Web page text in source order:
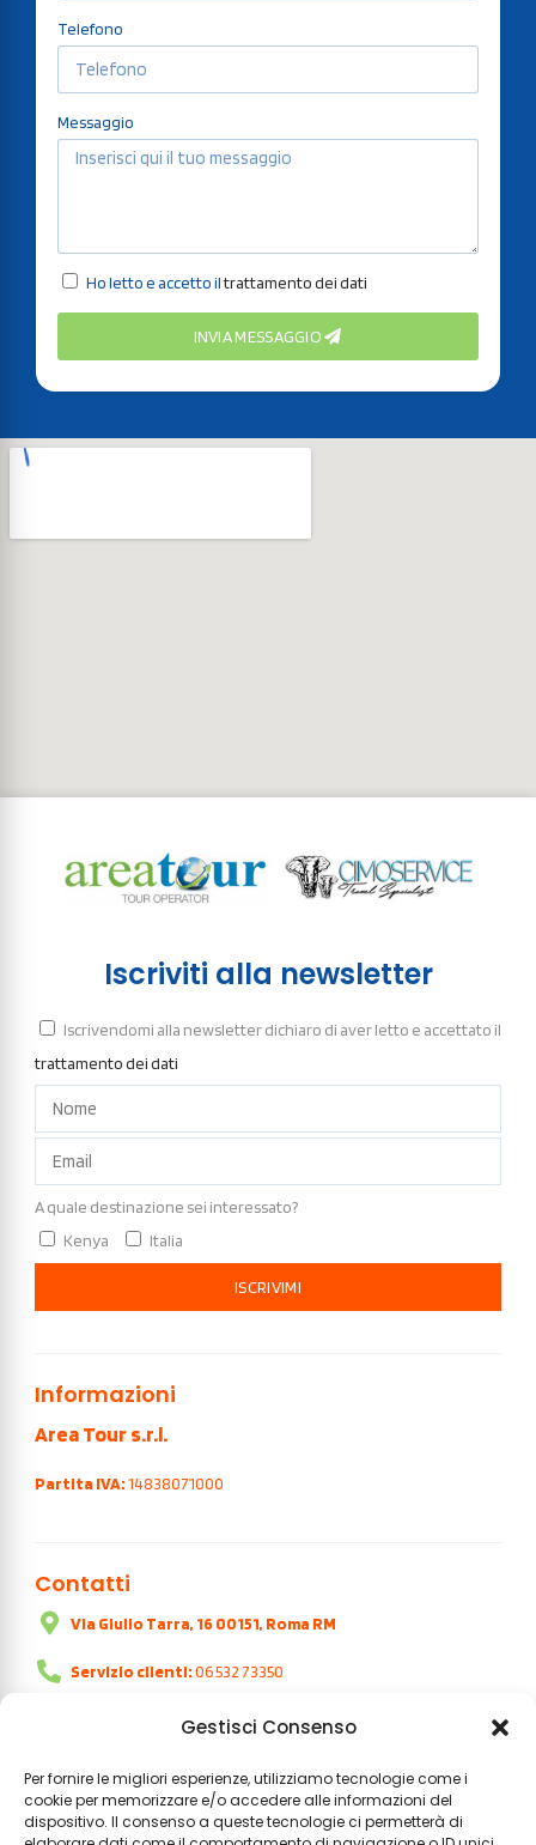
Gestisci Consenso
Per fornire le migliori esperienze, utilizziamo tecnologie come i
cookie per memorizzare e/o accedere alle informazioni del
dispositivo. Il consenso a queste tecnologie ci permetterà di
Telefono
Messaggio
Ho letto e accetto iltrattamento dei dati
INVIA MESSAGGIO
Contatti
Via Giulio Tarra, 16 00151, Roma RM
Servizio clienti:06 532 73350
dal lunedì al venerdì | 9:00 - 18:00
Informazioni
Area Tour s.r.l.
Partita IVA:14838071000
Iscriviti alla newsletter
Iscrivendomi alla newsletter dichiaro di aver letto e accettato il
trattamento dei dati
A quale destinazione sei interessato?
Kenya
Italia
ISCRIVIMI